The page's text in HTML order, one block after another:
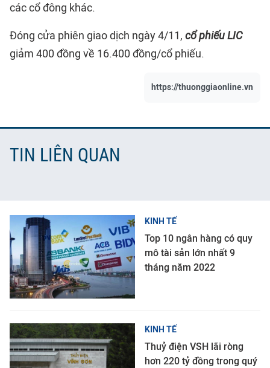
các cổ đông khác.
Đóng cửa phiên giao dịch ngày 4/11, cổ phiếu LIC
giảm 400 đồng về 16.400 đồng/cổ phiếu.
https://thuonggiaonline.vn
TIN LIÊN QUAN
KINH TẾ
Top 10 ngân hàng có quy
mô tài sản lớn nhất 9
tháng năm 2022
KINH TẾ
Thuỷ điện VSH lãi ròng
hơn 220 tỷ đồng trong quý